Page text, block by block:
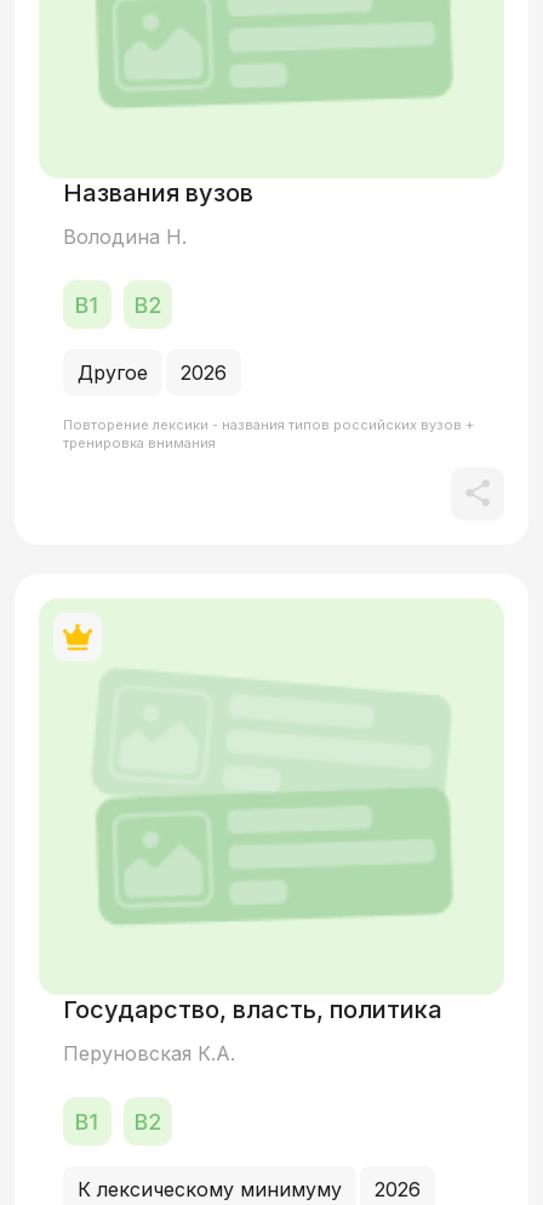
Названия вузов
Володина Н.
Другое 2026
Повторение лексики - названия типов российских вузов +
тренировка внимания
Государство, власть, политика
Перуновская К.А.
К лексическому минимуму 2026